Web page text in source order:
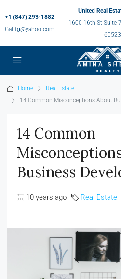
+1 (847) 293-1882
Gatifg@yahoo.com
United Real
1600 16th St Suite
60523
Home
Real Estate
14 Common Misconceptions About
14 Common
Business
10 years ago Real Estate